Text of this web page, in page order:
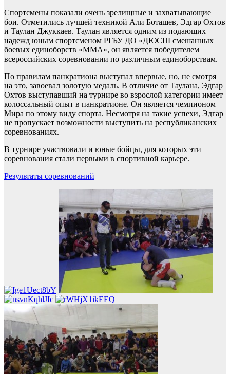
Спортсмены показали очень зрелищные и захватывающие
бои. Отметились лучшей техникой Али Боташев, Эдгар Охтов
и Таулан Джуккаев. Таулан является одним из подающих
надежд юным спортсменом РГБУ ДО «ДЮСШ смешанных
боевых единоборств «ММА», он является победителем
всероссийских соревновании по различным единоборствам.
По правилам панкратиона выступал впервые, но, не смотря
на это, завоевал золотую медаль. В отличие от Таулана, Эдгар
Охтов выступавший на турнире во взрослой категории имеет
колоссальный опыт в панкратионе. Он является чемпионом
Мира по этому виду спорта. Несмотря на такие успехи, Эдгар
не пропускает возможности выступить на республиканских
соревнованиях.
В турнире участвовали и юные бойцы, для которых эти
соревнования стали первыми в спортивной карьере.
Результаты соревнований